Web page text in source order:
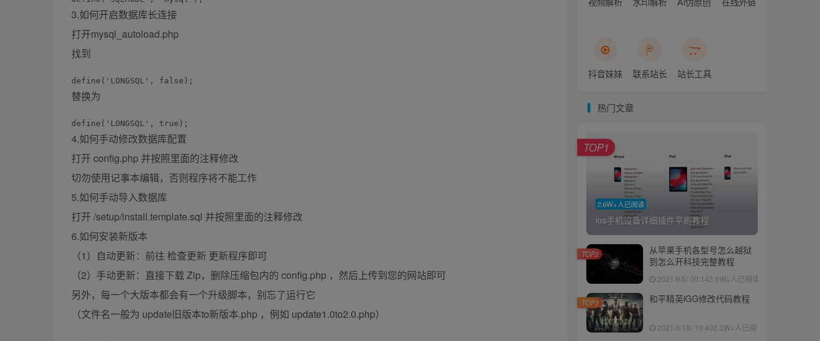
3.如何开启数据库长连接
打开mysql_autoload.php
找到
define('LONGSQL', false);
替换为
define('LONGSQL', true);
4.如何手动修改数据库配置
打开 config.php 并按照里面的注释修改
切勿使用记事本编辑，否则程序将不能工作
5.如何手动导入数据库
打开 /setup/install.template.sql 并按照里面的注释修改
6.如何安装新版本
（1）自动更新：前往 检查更新 更新程序即可
（2）手动更新：直接下载 Zip，删除压缩包内的 config.php ，然后上传到您的网站即可
另外，每一个大版本都会有一个升级脚本，别忘了运行它
（文件名一般为 update旧版本to新版本.php ，例如 update1.0to2.0.php）
抖音妹妹 联系站长 站长工具
热门文章
2.6W+人已阅读
ios手机设备详细插件平刷教程
TOP1
从苹果手机各型号怎么越狱
到怎么开科技完整教程
2021/9/5/ 00:142.6W+人已阅读
TOP2
和平精英iGG修改代码教程
2021/6/18/ 19:402.3W+人已阅读
TOP3